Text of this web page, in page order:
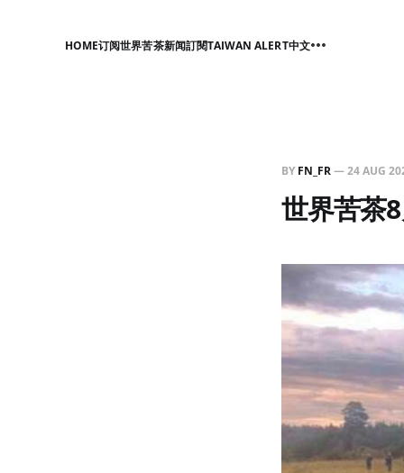
HOME订阅世界苦茶新闻訂閱TAIWAN ALERT中文
BY FN_FR—24 AUG
世界苦茶